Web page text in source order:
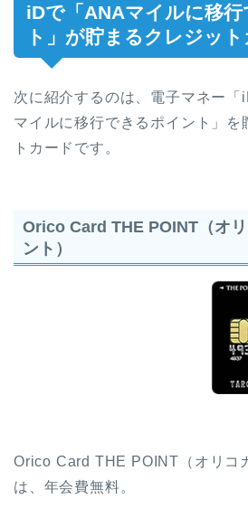
iDで「ANAマイルに移
ト」が貯まるクレジット
次に紹介するのは、電子マネー
マイルに移行できるポイント」を
トカードです。
Orico Card THE POINT（オ
ント）
Orico Card THE POINT（オリコ
は、年会費無料。